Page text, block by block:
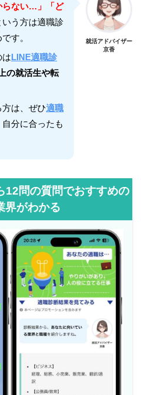
らない…」「ど
いう方は適職診
す。
はLINE適職診
の就活生や転
は、ぜひ適職
自分に合ったも
就活アドバイザー
京香
12問の質問でおすすめの
界がわかる